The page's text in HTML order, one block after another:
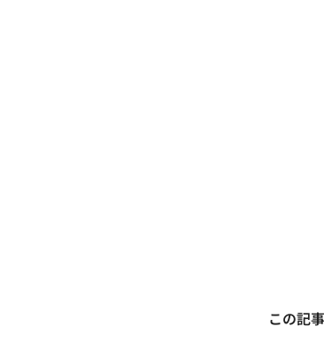
この記